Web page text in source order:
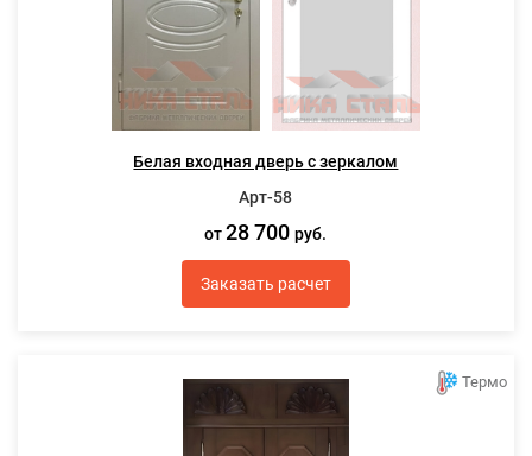
Белая входная дверь с зеркалом
Арт-58
от28 700руб.
Заказать расчет
Термо